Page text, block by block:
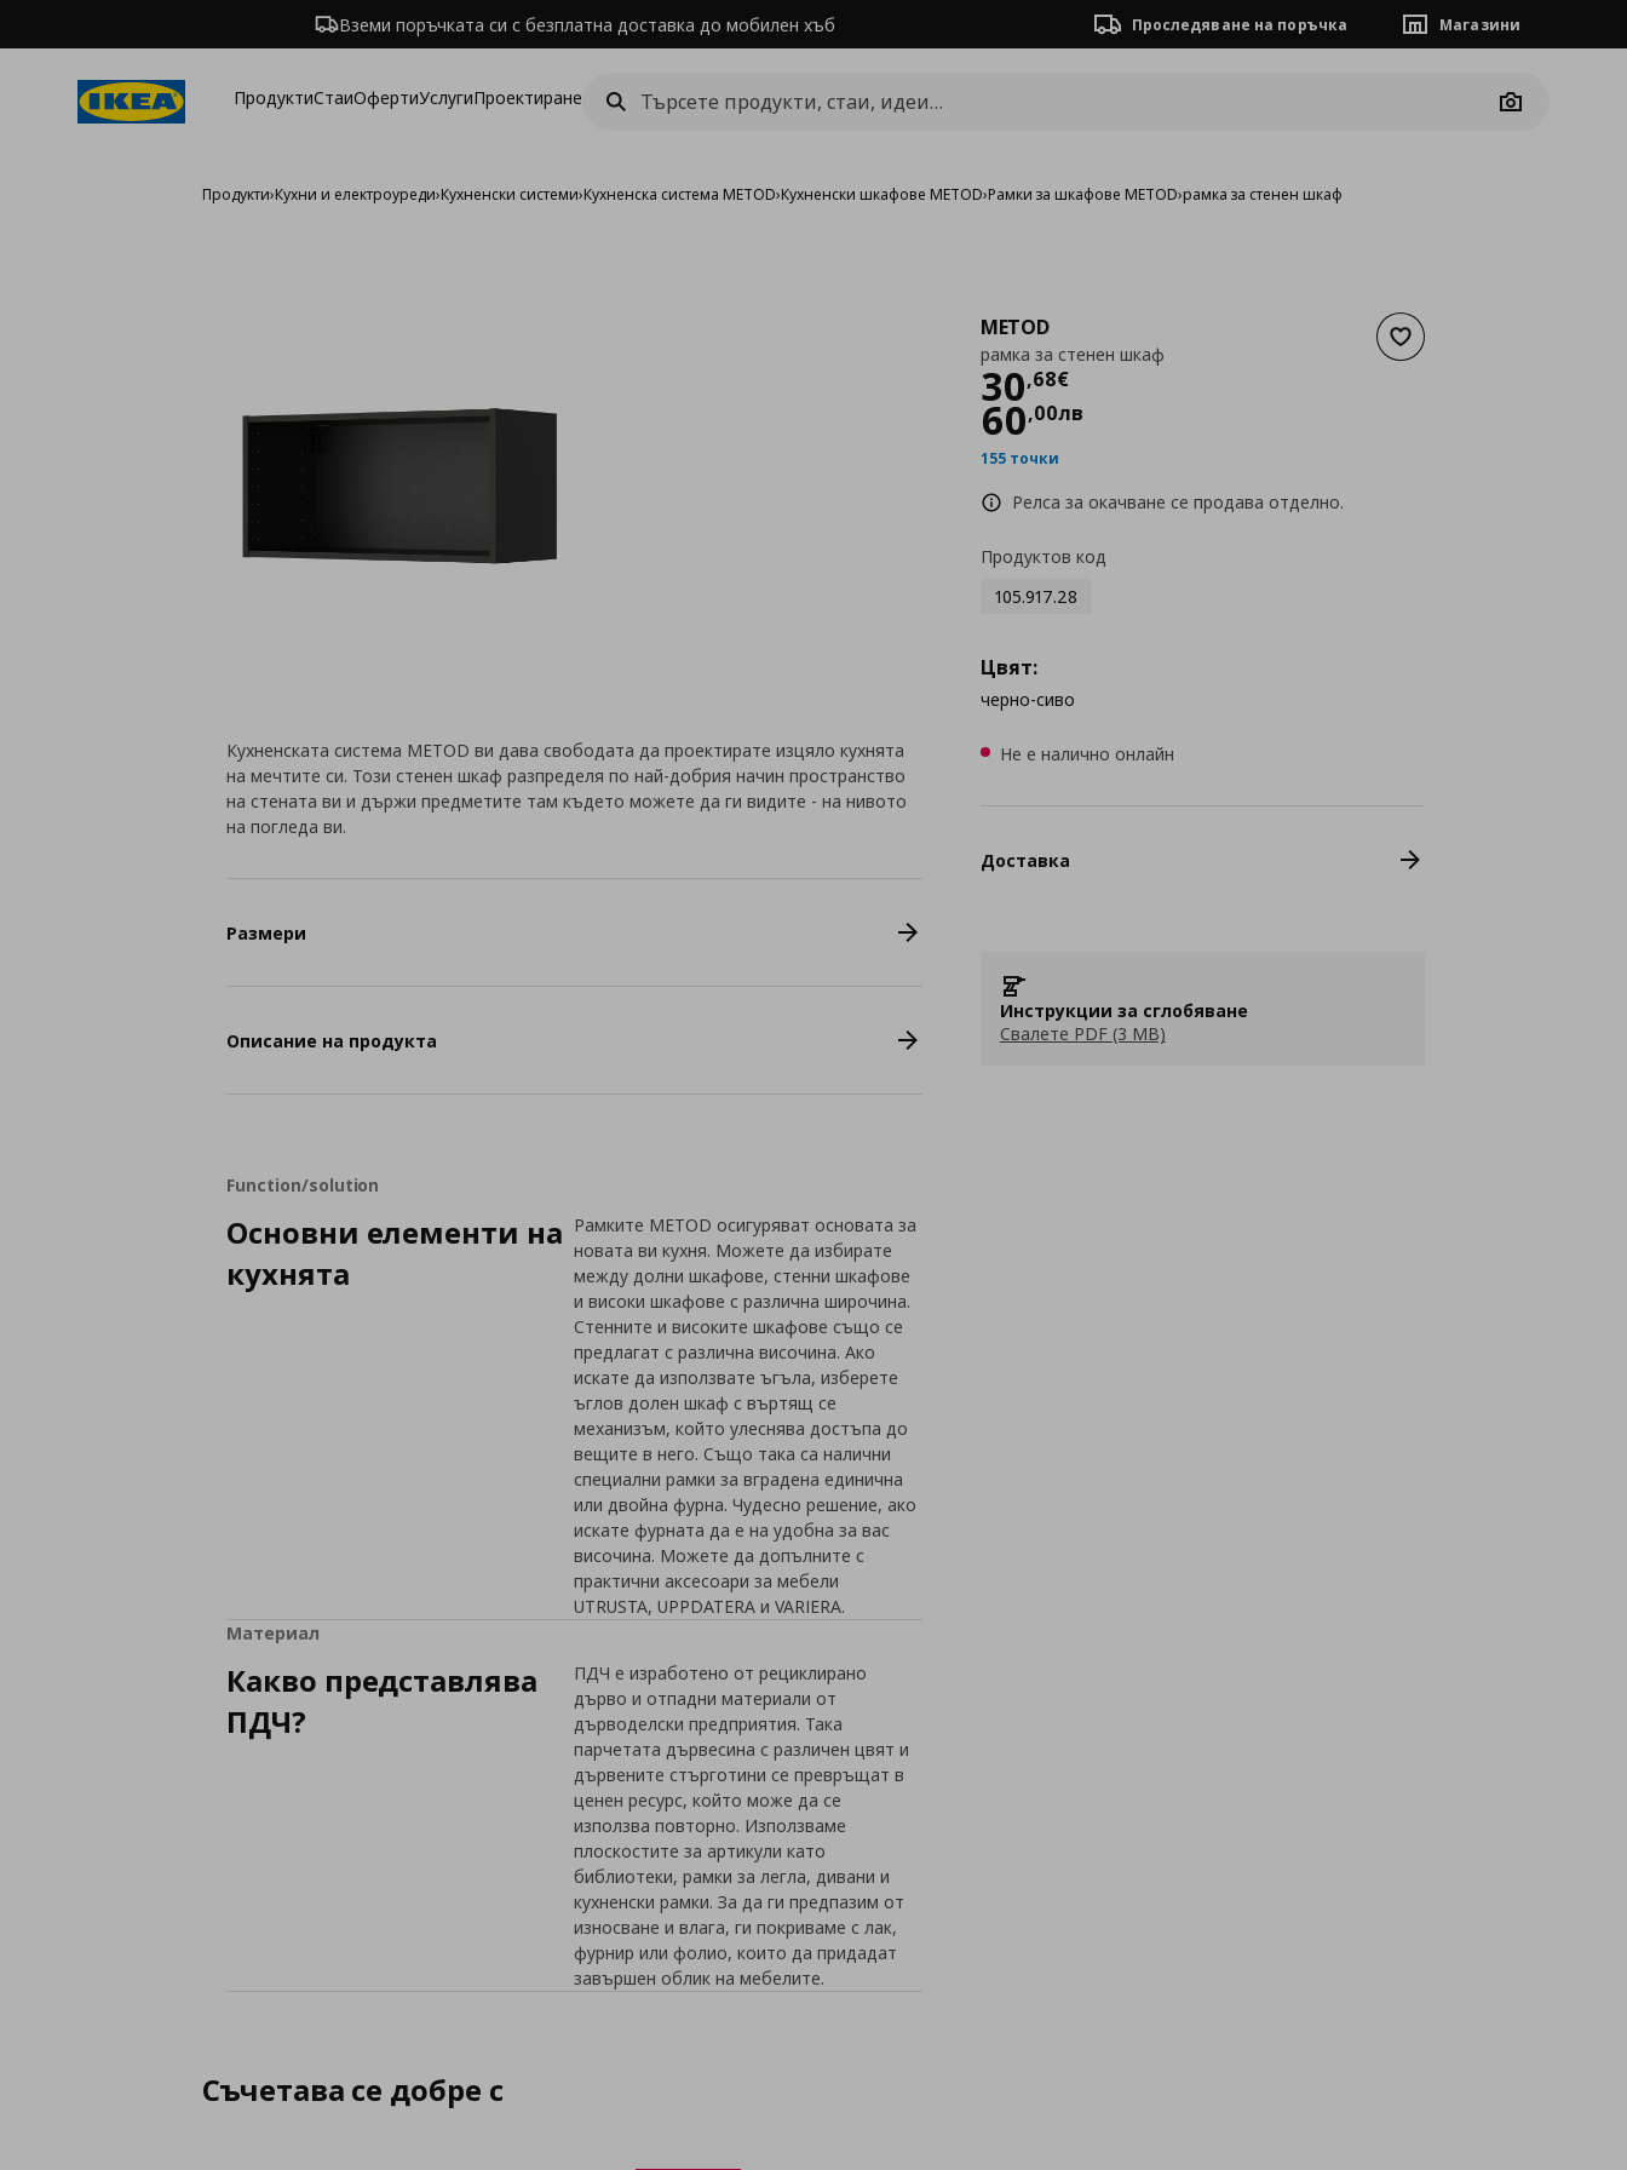
Вземи поръчката си с безплатна доставка до мобилен хъб Проследяване на поръчка Магазини
ПродуктиСтаиОфертиУслугиПроектиране
Camera
Продукти›Кухни и електроуреди›Кухненски системи›Кухненска система METOD›Кухненски шкафове METOD›Рамки за шкафове METOD›рамка за стенен шкаф
Добави към списъка с
METOD
рамка за стенен шкаф
30,68€
Цена
60,00лв
155 точки
Релса за окачване се продава отделно.
Продуктов код
105.917.28
Цвят:
черно-сиво
Не е налично онлайн
Доставка
Инструкции за сглобяване
Свалете PDF (3 MB)
Кухненската система METOD ви дава свободата да проектирате изцяло кухнята
на мечтите си. Този стенен шкаф разпределя по най-добрия начин пространство
на стената ви и държи предметите там където можете да ги видите - на нивото
на погледа ви.
Размери
Описание на продукта
Function/solution
Основни елементи на
кухнята
Рамките METOD осигуряват основата за
новата ви кухня. Можете да избирате
между долни шкафове, стенни шкафове
и високи шкафове с различна широчина.
Стенните и високите шкафове също се
предлагат с различна височина. Ако
искате да използвате ъгъла, изберете
ъглов долен шкаф с въртящ се
механизъм, който улеснява достъпа до
вещите в него. Също така са налични
специални рамки за вградена единична
или двойна фурна. Чудесно решение, ако
искате фурната да е на удобна за вас
височина. Можете да допълните с
практични аксесоари за мебели
UTRUSTA, UPPDATERA и VARIERA.
Материал
Какво представлява
ПДЧ?
ПДЧ е изработенo от рециклирано
дърво и отпадни материали от
дърводелски предприятия. Така
парчетата дървесина с различен цвят и
дървените стърготини се превръщат в
ценен ресурс, който може да се
използва повторно. Използваме
плоскостите за артикули като
библиотеки, рамки за легла, дивани и
кухненски рамки. За да ги предпазим от
износване и влага, ги покриваме с лак,
фурнир или фолио, които да придадат
завършен облик на мебелите.
Съчетава се добре с